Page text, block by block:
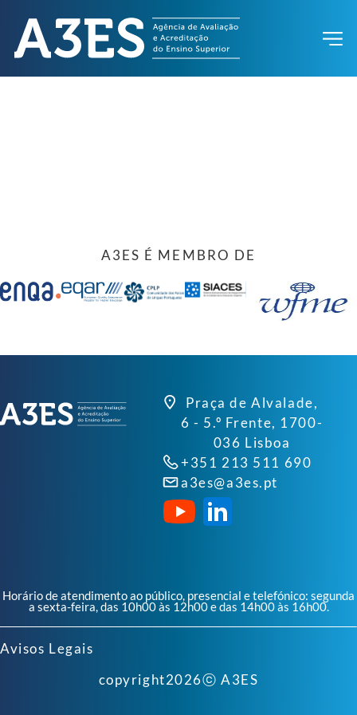
A3ES É MEMBRO DE
Praça de Alvalade,
6 - 5.º Frente, 1700-
036 Lisboa
+351 213 511 690
a3es@a3es.pt
Horário de atendimento ao público, presencial e telefónico: segunda
a sexta-feira, das 10h00 às 12h00 e das 14h00 às 16h00.
Avisos Legais
copyright2026ⓒ A3ES